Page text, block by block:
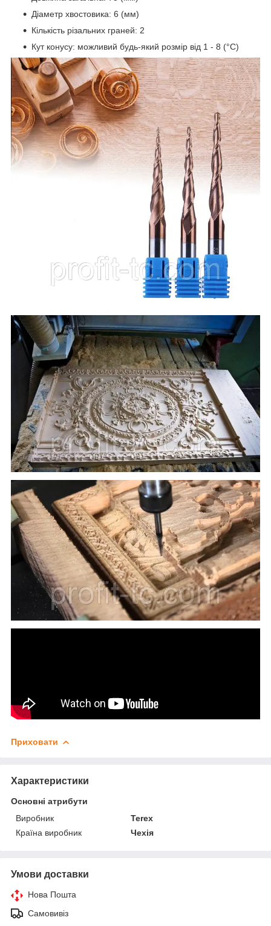
Діаметр хвостовика: 6 (мм)
Кількість різальних граней: 2
Кут конусу: можливий будь-який розмір від 1 - 8 (°С)
Приховати
Характеристики
Основні атрибути
Виробник
Terex
Країна виробник
Чехія
Умови доставки
Нова Пошта
Самовивіз